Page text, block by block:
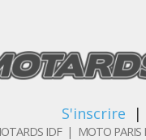
S'inscrire |
IDF | MOTO PARIS